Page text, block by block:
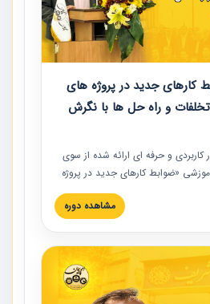
کارهای جدید در پروژه های
و راه حل ها با نگرش
و حرفه‏ ای ارائه شده از سوی
آموزشی «ضوابط کارهای جدید در پروژه
و راه حل ها با نگرش قراردادی
شرکت های ساختمانی کشور ارائه شد.
عملی ارائه شده است.
مشاهده دوره